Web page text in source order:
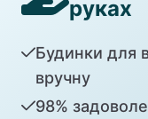
руках
Будинки для
вручну
98%